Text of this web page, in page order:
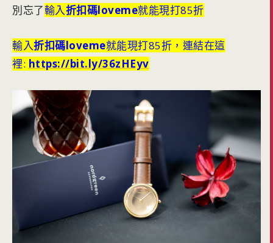
別忘了輸入折扣碼loveme就能現打85折
輸入折扣碼loveme就能現打85折，連結在這
裡: https://bit.ly/36zHEyv